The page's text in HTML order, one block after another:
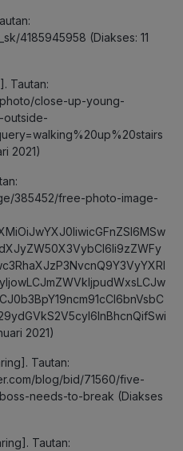
4185945958 (Diakses: 11
Tautan:
close-up-young-
outside-
2021)
385452/free-photo-image-
2021)
Tautan:
blog/bid/71560/five-
needs-to-break (Diakses
Tautan: